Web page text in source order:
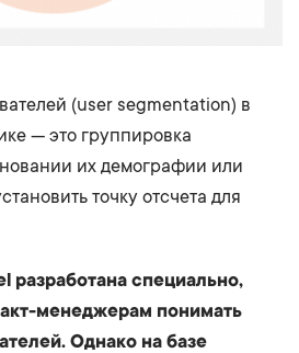
(user segmentation) в
— это группировка
их демографии или
точку отсчета для
разработана специально,
менеджерам понимать
Однако на базе